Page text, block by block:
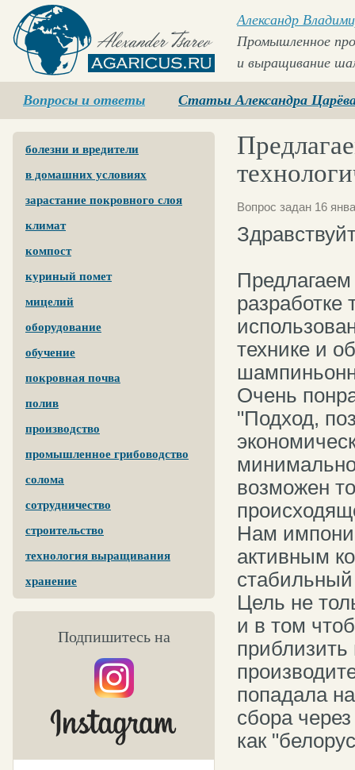
Agaricus.ru
Александр
Промышленное
и выращивание
Вопросы и ответы Статьи Александра
болезни и вредители
в домашних условиях
зарастание покровного слоя
климат
компост
куриный помет
мицелий
оборудование
обучение
покровная почва
полив
производство
промышленное грибоводство
солома
сотрудничество
строительство
технология выращивания
хранение
Подпишитесь на
Вопрос задан 16
разработке
технике и
Очень
"Подход,
возможен
Нам
активным
Цель не
и в том
попадала
сбора
как